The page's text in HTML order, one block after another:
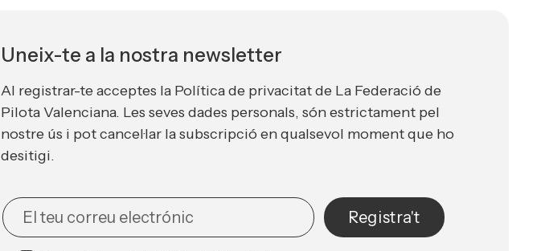
Uneix-te a la nostra newsletter
Al registrar-te acceptes la Política de privacitat de La Federació de
Pilota Valenciana. Les seves dades personals, són estrictament pel
nostre ús i pot cancel·lar la subscripció en qualsevol moment que ho
desitigi.
NEWSLETTER
Registra't